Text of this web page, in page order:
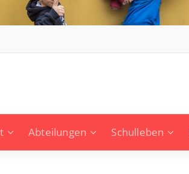
Abteilungen Schulleben